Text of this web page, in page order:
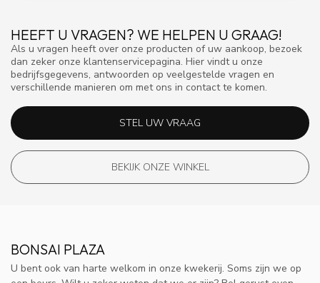
HEEFT U VRAGEN? WE HELPEN U GRAAG!
Als u vragen heeft over onze producten of uw aankoop, bezoek
dan zeker onze klantenservicepagina. Hier vindt u onze
bedrijfsgegevens, antwoorden op veelgestelde vragen en
verschillende manieren om met ons in contact te komen.
STEL UW VRAAG
BEKIJK ONZE WINKEL
BONSAI PLAZA
U bent ook van harte welkom in onze kwekerij. Soms zijn we op